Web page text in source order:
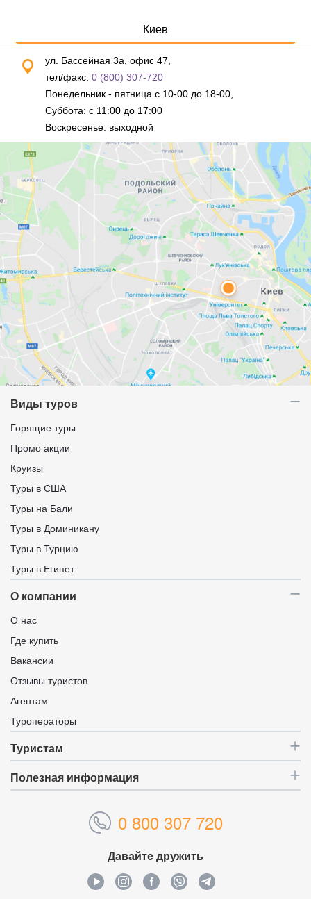
Киев
ул. Бассейная 3а, офис 47,
тел/факс: 0 (800) 307-720
Понедельник - пятница с 10-00 до 18-00,
Суббота: с 11:00 до 17:00
Воскресенье: выходной
Виды туров
Горящие туры
Промо акции
Круизы
Туры в США
Туры на Бали
Туры в Доминикану
Туры в Турцию
Туры в Египет
О компании
О нас
Где купить
Вакансии
Отзывы туристов
Агентам
Туроператоры
Туристам
Полезная информация
0 800 307 720
Давайте дружить